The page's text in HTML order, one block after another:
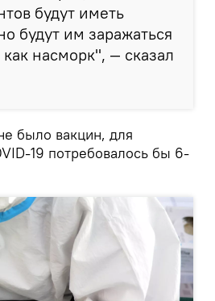
будут иметь
будут им заражаться
насморк", — сказал
было вакцин, для
19 потребовалось бы 6-